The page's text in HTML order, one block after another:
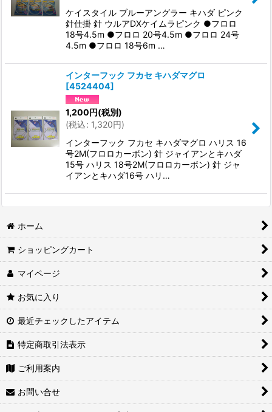
ケイスタイル ブルーアングラー キハダ ピンク
針仕掛 針 ウルアDXケイムラピンク ●フロロ
18号4.5m ●フロロ 20号4.5m ●フロロ 24号
4.5m ●フロロ 18号6m …
インターフック フカセ キハダマグロ
[4524404]
1,200円(税別)
(税込: 1,320円)
インターフック フカセ キハダマグロ ハリス 16
号2M(フロロカーボン) 針 ジャイアンとキハダ
15号 ハリス 18号2M(フロロカーボン) 針 ジャ
イアンとキハダ16号 ハリ…
ホーム
ショッピングカート
マイページ
お気に入り
最近チェックしたアイテム
特定商取引法表示
ご利用案内
お問い合せ